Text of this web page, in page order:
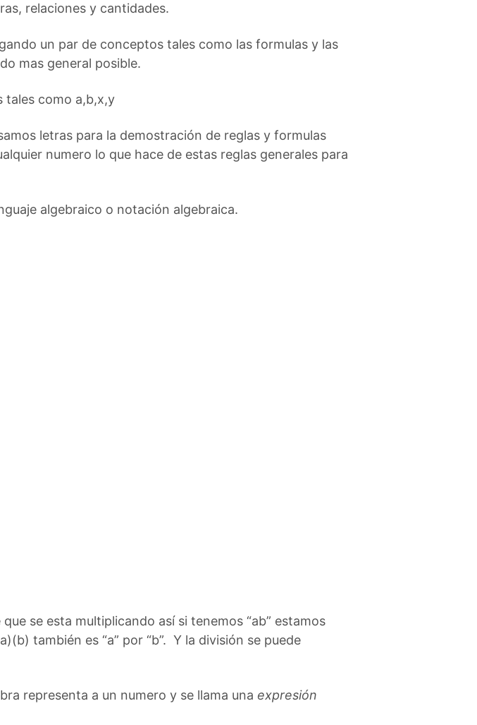
relaciones y cantidades.
un par de conceptos tales como las formulas y las
mas general posible.
tales como a,b,x,y
letras para la demostración de reglas y formulas
numero lo que hace de estas reglas generales para
algebraico o notación algebraica.
se esta multiplicando así si tenemos “ab” estamos
también es “a” por “b”. Y la división se puede
representa a un numero y se llama una expresión